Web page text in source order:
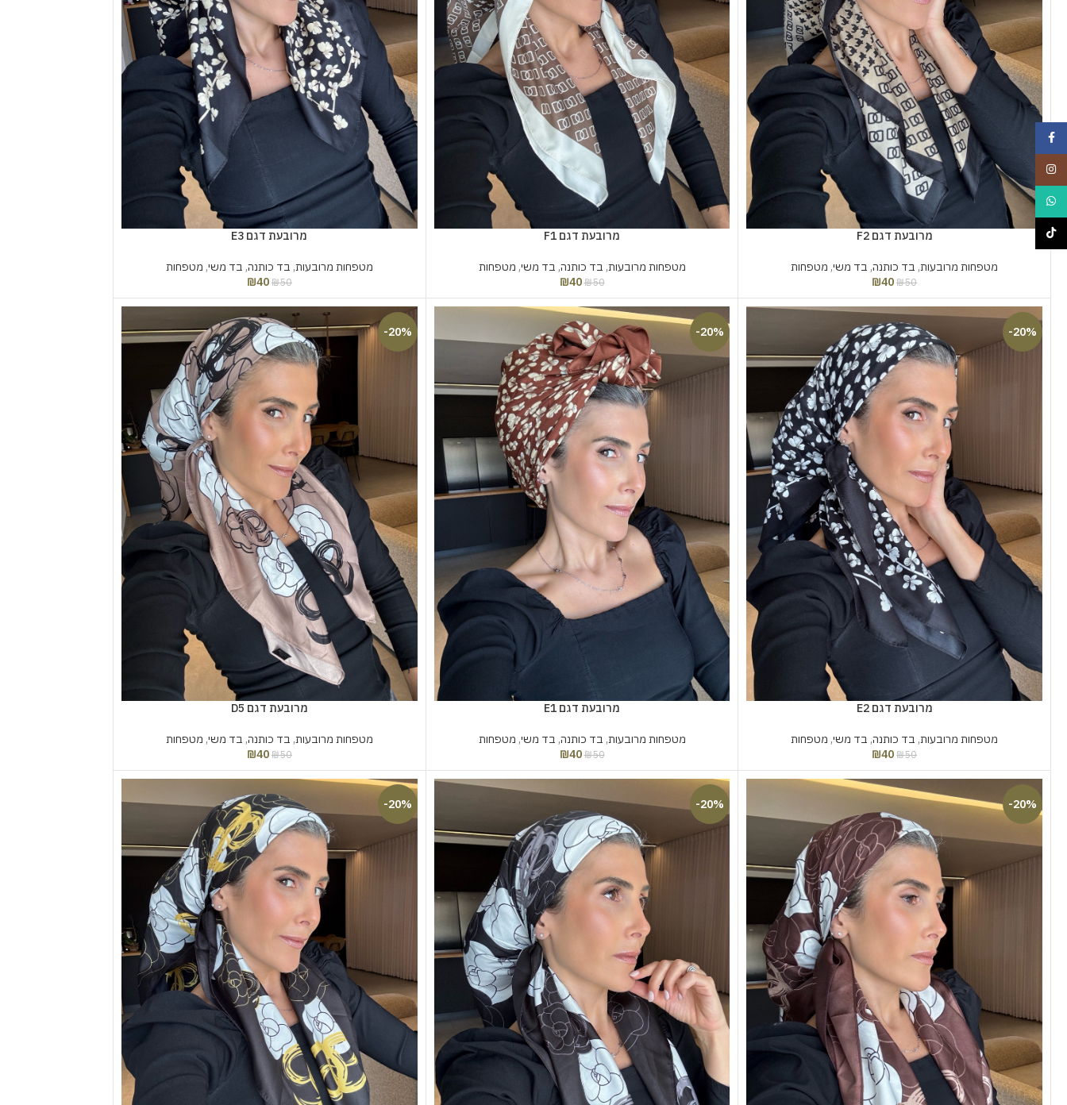
מרובעת דגם F2
מטפחות מרובעות, בד כותנה, בד משי, מטפחות
₪50
₪40
מרובעת דגם F1
מטפחות מרובעות, בד כותנה, בד משי, מטפחות
₪50
₪40
מרובעת דגם E3
מטפחות מרובעות, בד כותנה, בד משי, מטפחות
₪50
₪40
-20%
מרובעת דגם E2
מטפחות מרובעות, בד כותנה, בד משי, מטפחות
₪50
₪40
-20%
מרובעת דגם E1
מטפחות מרובעות, בד כותנה, בד משי, מטפחות
₪50
₪40
-20%
מרובעת דגם D5
מטפחות מרובעות, בד כותנה, בד משי, מטפחות
₪50
₪40
-20%
-20%
-20%
Instagram
WhatsApp
TikTok